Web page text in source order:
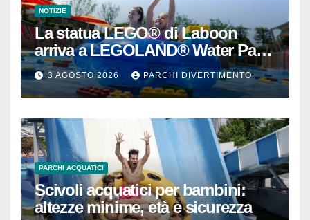
NOTIZIE
La statua LEGO® di Laboon
arriva a LEGOLAND® Water Park
Gardaland
3 AGOSTO 2026 PARCHI DIVERTIMENTO
PARCHI ACQUATICI
Scivoli acquatici per bambini:
altezze minime, età e sicurezza